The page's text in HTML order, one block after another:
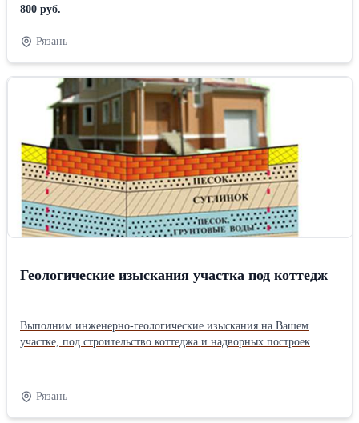
домов, коттеджей, магазинов, и т.д., а также для инженерных
изысканий по линейным объектам (газопроводы, водопроводы,
канализационные сети, ВОЛС, ЛЭП и др.). По результатам
бурения будет предоставлено инженерно-геологическое
заключение по строению и свойствам грунтов. Минимальные
расценки. Быстрое выполнение работ. Можем приступить к
работе на следующий день после Вашего звонка. Без
предоплаты! Без выходных! Звоните, будем рады Вам помочь!
800 руб.
Рязань
Геологические изыскания участка под коттедж
Выполним инженерно-геологические изыскания на Вашем
участке, под строительство коттеджа и надворных построек
работ от 3 до 5 рабочих дней. В процессе геологических
изысканий будет выполнено: - бурение скважин с отбором
образцов грунта; - лабораторные исследования и определение
—
Рязань